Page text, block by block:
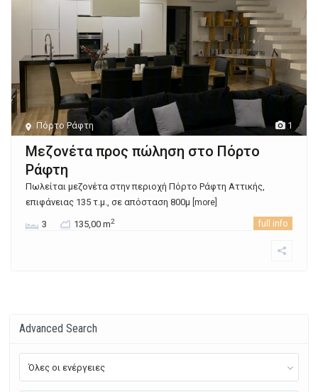
1
Πόρτο Ράφτη
Μεζονέτα προς πώληση στο Πόρτο
Ράφτη
Πωλείται μεζονέτα στην περιοχή Πόρτο Ράφτη Αττικής,
επιφάνειας 135 τ.μ., σε απόσταση 800μ [more]
3 135,00 m2 full info
Advanced Search
Όλες οι ενέργειες